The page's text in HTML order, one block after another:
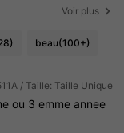
Voir plus
beau(100+)
/ Taille: Taille Unique
ou 3emme annee